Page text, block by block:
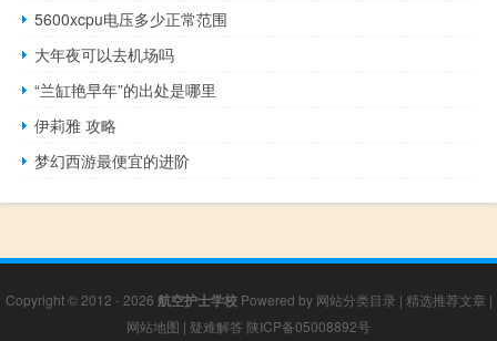
5600xcpu电压多少正常范围
大年夜可以去机场吗
“兰缸艳早年”的出处是哪里
伊莉雅 攻略
梦幻西游最便宜的进阶
Copyright © 2012 - 2026 航空护士学校Powered by 网站分类目录 | 精选推荐文章 |
网站地图 | 疑难解答 陕ICP备05008892号